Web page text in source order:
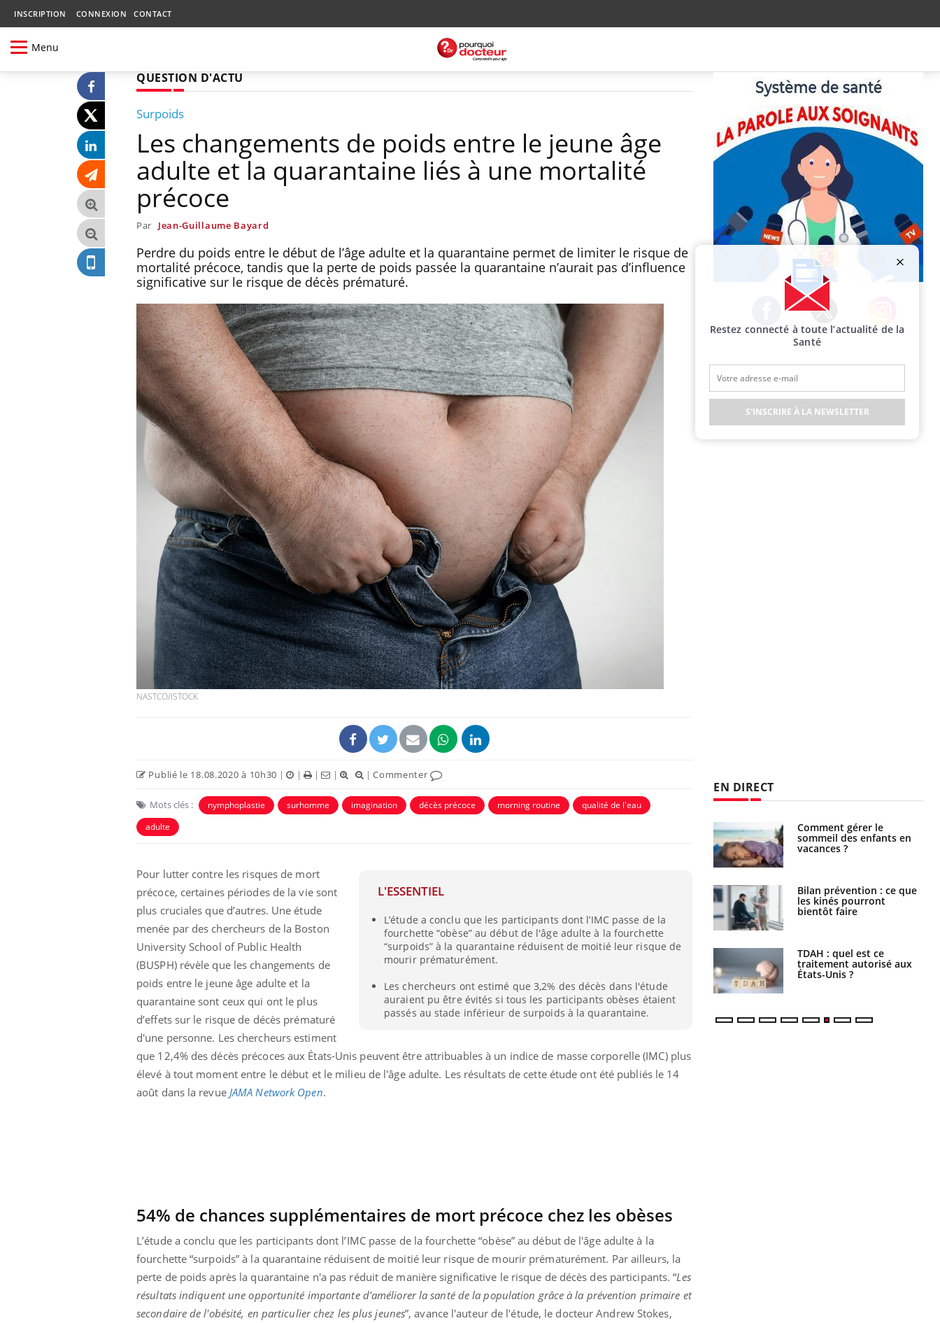
INSCRIPTION CONNEXION CONTACT
Menu
QUESTION D'ACTU
Surpoids
Les changements de poids entre le jeune âge
adulte et la quarantaine liés à une mortalité
précoce
Par Jean-Guillaume Bayard
Perdre du poids entre le début de l’âge adulte et la quarantaine permet de limiter le risque de
mortalité précoce, tandis que la perte de poids passée la quarantaine n’aurait pas d’influence
significative sur le risque de décès prématuré.
NASTCO/ISTOCK
Publié le 18.08.2020 à 10h30 | | | | |Commenter
Mots clés : nymphoplastie surhomme imagination décès précoce morning routine
qualité de l'eau
adulte
L'ESSENTIEL
L’étude a conclu que les participants dont l’IMC passe de la
fourchette “obèse” au début de l'âge adulte à la fourchette
“surpoids” à la quarantaine réduisent de moitié leur risque de
mourir prématurément.
Les chercheurs ont estimé que 3,2% des décès dans l'étude
auraient pu être évités si tous les participants obèses étaient
passés au stade inférieur de surpoids à la quarantaine.
Pour lutter contre les risques de mort
précoce, certaines périodes de la vie sont
plus cruciales que d’autres. Une étude
menée par des chercheurs de la Boston
University School of Public Health
(BUSPH) révèle que les changements de
poids entre le jeune âge adulte et la
quarantaine sont ceux qui ont le plus
d’effets sur le risque de décès prématuré
d'une personne. Les chercheurs estiment
que 12,4% des décès précoces aux États-Unis peuvent être attribuables à un indice de masse corporelle (IMC) plus
élevé à tout moment entre le début et le milieu de l'âge adulte. Les résultats de cette étude ont été publiés le 14
août dans la revue JAMA Network Open.
54% de chances supplémentaires de mort précoce chez les obèses
L’étude a conclu que les participants dont l’IMC passe de la fourchette “obèse” au début de l'âge adulte à la
fourchette “surpoids” à la quarantaine réduisent de moitié leur risque de mourir prématurément. Par ailleurs, la
perte de poids après la quarantaine n'a pas réduit de manière significative le risque de décès des participants. “Les
résultats indiquent une opportunité importante d'améliorer la santé de la population grâce à la prévention primaire et
secondaire de l'obésité, en particulier chez les plus jeunes”, avance l'auteur de l'étude, le docteur Andrew Stokes,
Facebook Twitter Instagram
EN DIRECT
Fortes chaleurs :
pourquoi le risque de
Le Viagra pourrait-il
freiner la propagation du
cancer ?
Pourquoi manger moins
de protéines pourrait
finalement être bénéfique
Le smartphone nuit-il à
Mordue par une tique en
vacances, elle reste dans
Allergies alimentaires :
Comment gérer le
sommeil des enfants en
vacances ?
Bilan prévention : ce que
les kinés pourront
bientôt faire
TDAH : quel est ce
traitement autorisé aux
États-Unis ?
Restez connecté à toute l’actualité de la
Santé
S'INSCRIRE À LA NEWSLETTER